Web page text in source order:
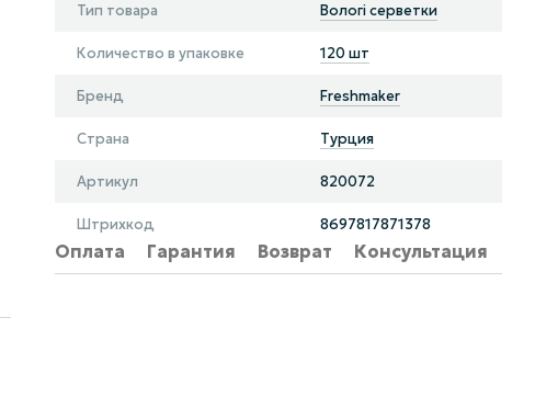
Тип товара Вологі серветки
Количество в упаковке 120 шт
Бренд Freshmaker
Страна Турция
Артикул 820072
Штрихкод 8697817871378
Оплата Гарантия Возврат Консультация